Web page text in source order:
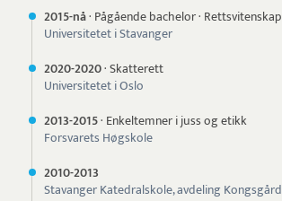
2015-nå· Pågående bachelor· Rettsvitenskap
Universitetet i Stavanger
2020-2020·Skatterett
Universitetet i Oslo
2013-2015· Enkeltemner i juss og etikk
Forsvarets Høgskole
2010-2013
Stavanger Katedralskole, avdeling Kongsgård